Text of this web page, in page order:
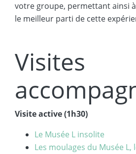
votre groupe, permettant ainsi
le meilleur parti de cette
Visites
Visite active (1h30)
Le Musée L insolite
Les moulages du Musée L,